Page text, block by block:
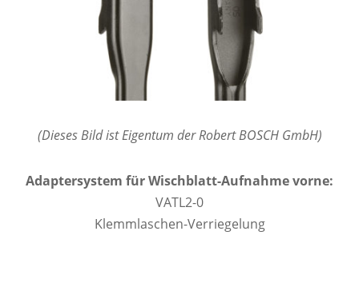
(Dieses Bild ist Eigentum der Robert BOSCH GmbH)
Adaptersystem für Wischblatt-Aufnahme vorne:
VATL2-0
Klemmlaschen-Verriegelung